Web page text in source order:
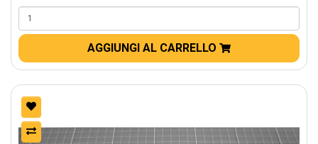
AGGIUNGI AL CARRELLO